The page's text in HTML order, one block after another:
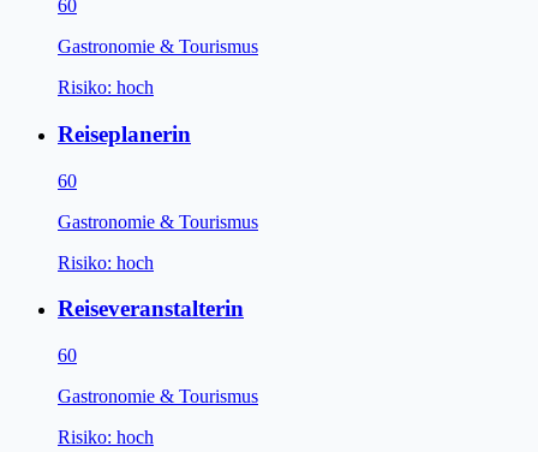
60
Gastronomie & Tourismus
Risiko: hoch
Reiseplanerin
60
Gastronomie & Tourismus
Risiko: hoch
Reiseveranstalterin
60
Gastronomie & Tourismus
Risiko: hoch